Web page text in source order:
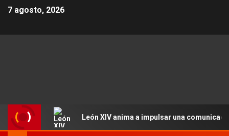
7 agosto, 2026
León XIV anima a impulsar una